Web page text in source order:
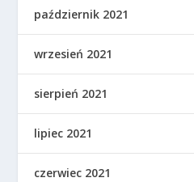
październik 2021
wrzesień 2021
sierpień 2021
lipiec 2021
czerwiec 2021